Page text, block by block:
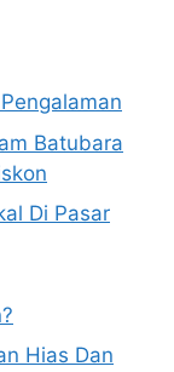
Batubara
Di Pasar
Hias Dan